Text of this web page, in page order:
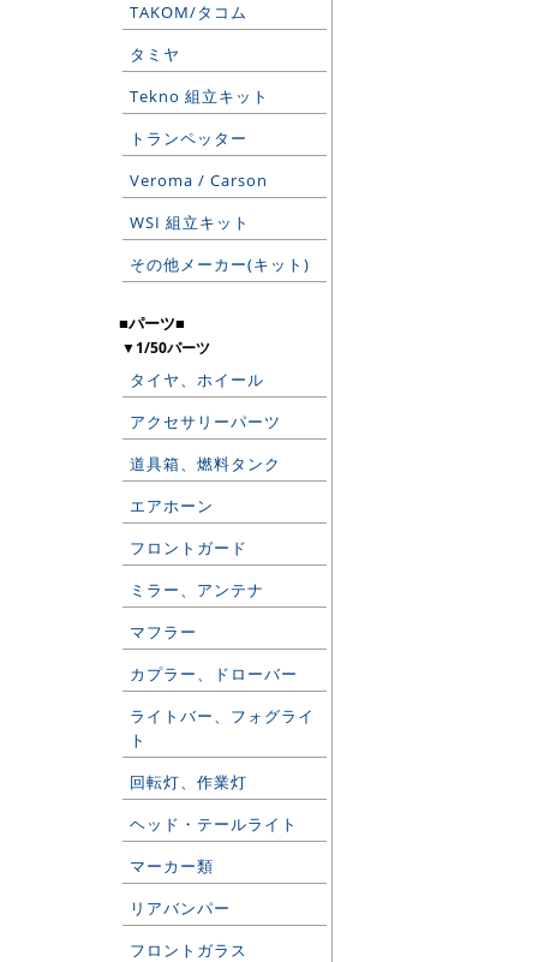
TAKOM/タコム
タミヤ
Tekno 組立キット
トランペッター
Veroma / Carson
WSI 組立キット
その他メーカー(キット)
■パーツ■
▼1/50パーツ
タイヤ、ホイール
アクセサリーパーツ
道具箱、燃料タンク
エアホーン
フロントガード
ミラー、アンテナ
マフラー
カプラー、ドローバー
ライトバー、フォグライ
ト
回転灯、作業灯
ヘッド・テールライト
マーカー類
リアバンパー
フロントガラス